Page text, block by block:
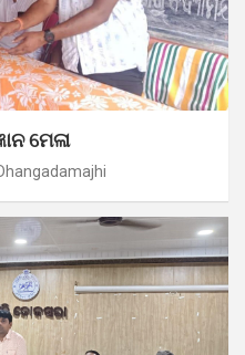
ମେଳା